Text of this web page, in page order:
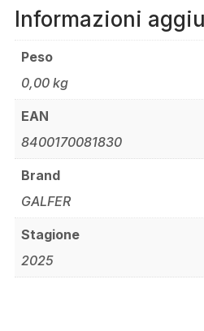
Informazioni
Peso
0,00 kg
EAN
8400170081830
Brand
GALFER
Stagione
2025